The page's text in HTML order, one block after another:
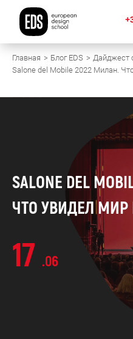
Главная Блог EDS
Дайджест
Salone del Mobile 2022 Милан.
SALONE DEL
ЧТО УВИДЕЛ МИР
17 .06